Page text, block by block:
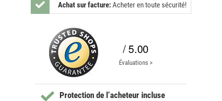
Achat sur facture:Acheter en toute sécurité!
/ 5.00
Évaluations >
Protection de l’acheteur incluse